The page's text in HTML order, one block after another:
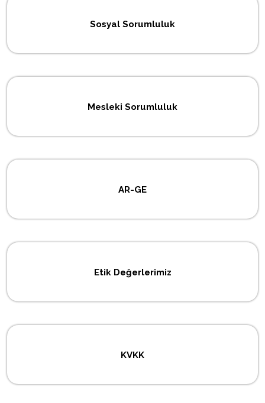
Sosyal Sorumluluk
Mesleki Sorumluluk
AR-GE
Etik Değerlerimiz
KVKK